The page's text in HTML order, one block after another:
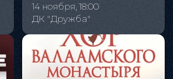
14 ноября, 18:00
ДК "Дружба"